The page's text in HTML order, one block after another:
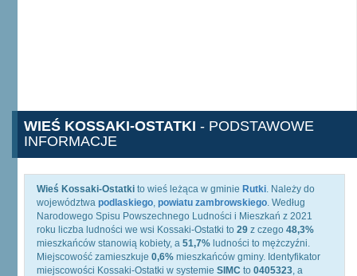
WIEŚ KOSSAKI-OSTATKI - PODSTAWOWE
INFORMACJE
Wieś Kossaki-Ostatki to wieś leżąca w gminie Rutki. Należy do
województwa podlaskiego, powiatu zambrowskiego. Według
Narodowego Spisu Powszechnego Ludności i Mieszkań z 2021
roku liczba ludności we wsi Kossaki-Ostatki to 29 z czego 48,3%
mieszkańców stanowią kobiety, a 51,7% ludności to mężczyźni.
Miejscowość zamieszkuje 0,6% mieszkańców gminy. Identyfikator
miejscowości Kossaki-Ostatki w systemie SIMC to 0405323, a